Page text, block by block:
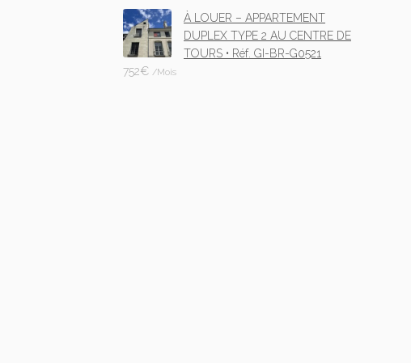
À LOUER – APPARTEMENT
DUPLEX TYPE 2 AU CENTRE DE
TOURS • Réf. GI-BR-G0521
752€ /Mois